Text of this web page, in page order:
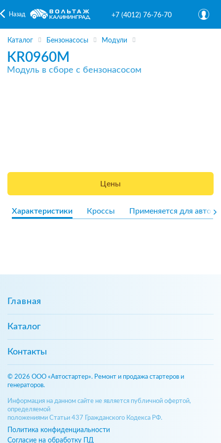
Назад +7 (4012) 76-76-70
Каталог Бензонасосы Модули
KR0960M
Модуль в сборе с бензонасосом
Цены
Характеристики Кроссы Применяется для авто
Главная
Каталог
Контакты
© 2026 ООО «Автостартер». Ремонт и продажа стартеров и
генераторов.
Информация на данном сайте не является публичной офертой,
определяемой
положениями Статьи 437 Гражданского Кодекса РФ.
Политика конфиденциальности
Согласие на обработку ПД